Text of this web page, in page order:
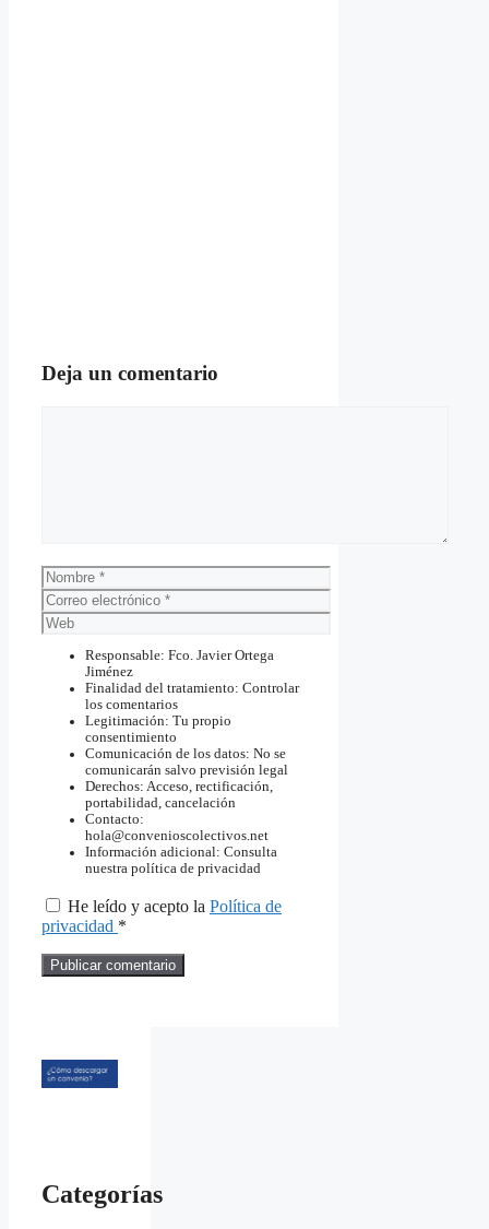
Deja un comentario
Nombre
Correo
electrónico
Web
Responsable: Fco. Javier Ortega
Jiménez
Finalidad del tratamiento: Controlar
los comentarios
Legitimación: Tu propio
consentimiento
Comunicación de los datos: No se
comunicarán salvo previsión legal
Derechos: Acceso, rectificación,
portabilidad, cancelación
Contacto:
hola@convenioscolectivos.net
Información adicional: Consulta
nuestra política de privacidad
He leído y acepto la Política de
privacidad *
Categorías